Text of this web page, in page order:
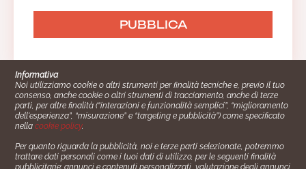
Cucinare.it è un marchio commerciale di Impiego24.it s.r.l.
Informativa
Noi utilizziamo cookie o altri strumenti per finalità tecniche e, previo il tuo
consenso, anche cookie o altri strumenti di tracciamento, anche di terze
parti, per altre finalità (“interazioni e funzionalità semplici”, “miglioramento
dell'esperienza”, “misurazione” e “targeting e pubblicità”) come specificato
nellacookie policy.
Per quanto riguarda la pubblicità, noi e terze parti selezionate, potremmo
trattare dati personali come i tuoi dati di utilizzo, per le seguenti finalità
pubblicitarie: annunci e contenuti personalizzati, valutazione degli annunci